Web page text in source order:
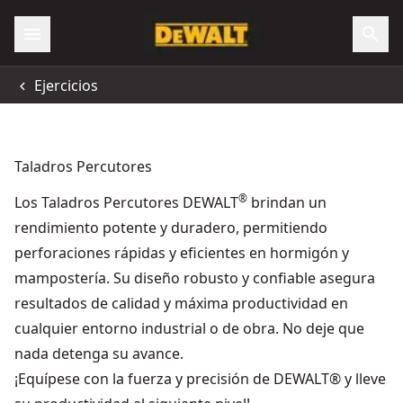
Ejercicios
Taladros Percutores
Los Taladros Percutores DEWALT® brindan un
rendimiento potente y duradero, permitiendo
perforaciones rápidas y eficientes en hormigón y
mampostería. Su diseño robusto y confiable asegura
resultados de calidad y máxima productividad en
cualquier entorno industrial o de obra. No deje que
nada detenga su avance.
¡Equípese con la fuerza y precisión de DEWALT® y lleve